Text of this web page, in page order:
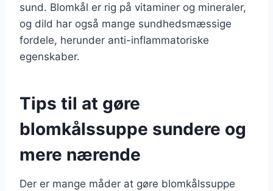
sund. Blomkål er rig på vitaminer og mineraler,
og dild har også mange sundhedsmæssige
fordele, herunder anti-inflammatoriske
egenskaber.
Tips til at gøre
blomkålssuppe sundere og
mere nærende
Der er mange måder at gøre blomkålssuppe